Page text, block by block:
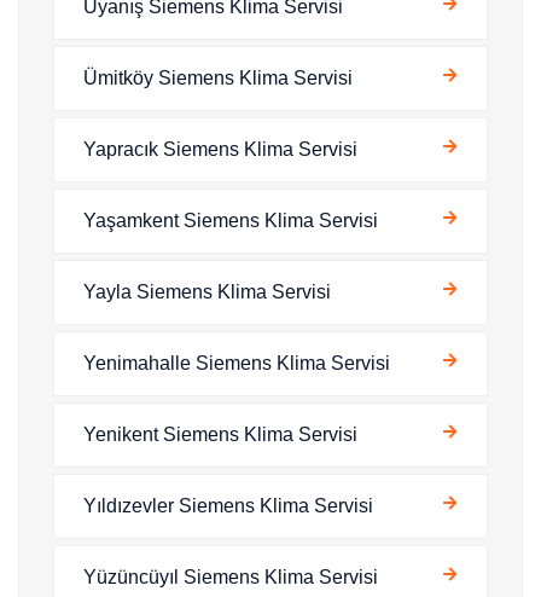
Uyanış Siemens Klima Servisi
Ümitköy Siemens Klima Servisi
Yapracık Siemens Klima Servisi
Yaşamkent Siemens Klima Servisi
Yayla Siemens Klima Servisi
Yenimahalle Siemens Klima Servisi
Yenikent Siemens Klima Servisi
Yıldızevler Siemens Klima Servisi
Yüzüncüyıl Siemens Klima Servisi